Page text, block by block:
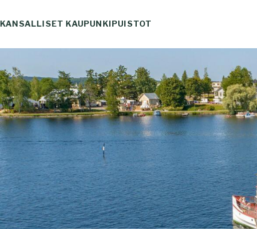
to
KANSALLISET KAUPUNKIPUISTOT